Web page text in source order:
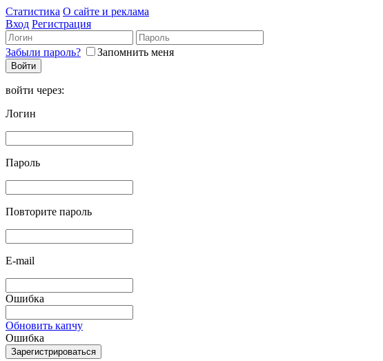
Статистика О сайте и реклама
Вход Регистрация
Забыли пароль? Запомнить меня
войти через:
Логин
Пароль
Повторите пароль
E-mail
Ошибка
Обновить капчу
Ошибка